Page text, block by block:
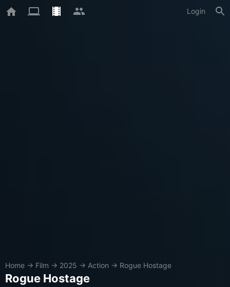
Login
Home → Film → 2025 → Action → Rogue Hostage
Rogue Hostage